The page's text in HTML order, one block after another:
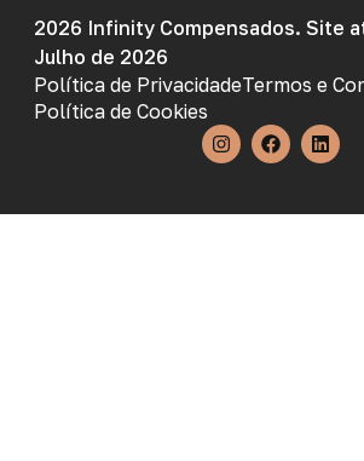
2026 Infinity Compensados. Site
Julho de 2026
Política de PrivacidadeTermos e
Política de Cookies